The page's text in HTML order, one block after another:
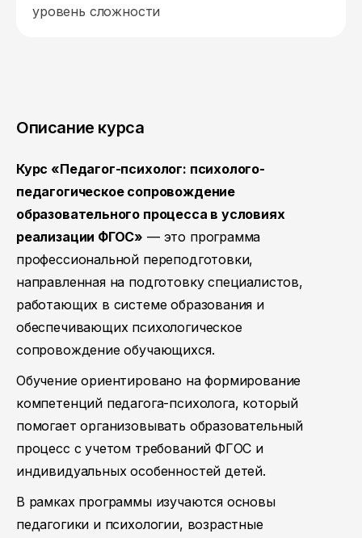
уровень сложности
Описание курса
Курс «Педагог-психолог: психолого-
педагогическое сопровождение
образовательного процесса в условиях
реализации ФГОС» — это программа
профессиональной переподготовки,
направленная на подготовку специалистов,
работающих в системе образования и
обеспечивающих психологическое
сопровождение обучающихся.
Обучение ориентировано на формирование
компетенций педагога-психолога, который
помогает организовывать образовательный
процесс с учетом требований ФГОС и
индивидуальных особенностей детей.
В рамках программы изучаются основы
педагогики и психологии, возрастные